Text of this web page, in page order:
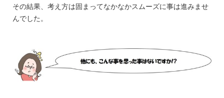
その結果、考え方は固まってなかなかスムーズに事は進みませ
んでした。